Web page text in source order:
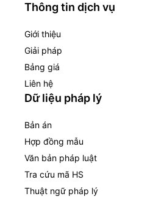
Thông tin dịch vụ
Giới thiệu
Giải pháp
Bảng giá
Liên hệ
Dữ liệu pháp lý
Bản án
Hợp đồng mẫu
Văn bản pháp luật
Tra cứu mã HS
Thuật ngữ pháp lý